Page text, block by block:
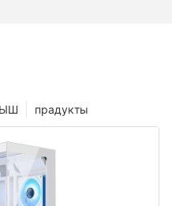
прадукты